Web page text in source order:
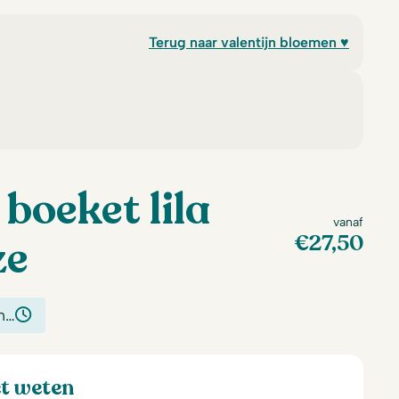
Terug naar valentijn bloemen ♥
lila
vanaf
€27,50
weten